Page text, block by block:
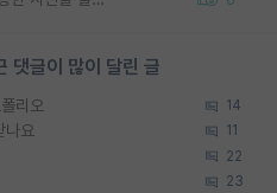
댓글이 많이 달린 글
리오 14
나요 11
22
23